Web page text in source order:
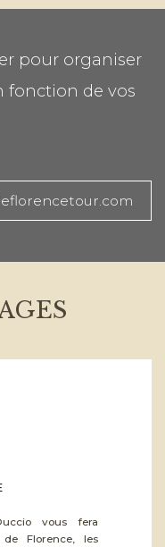
pour organiser
fonction de vos
vous fera
Florence, les